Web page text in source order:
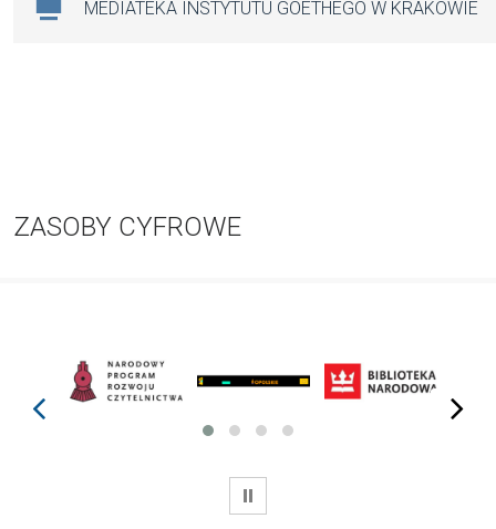
MEDIATEKA INSTYTUTU GOETHEGO W KRAKOWIE
ZASOBY CYFROWE
prev next
WSTRZYMAJ